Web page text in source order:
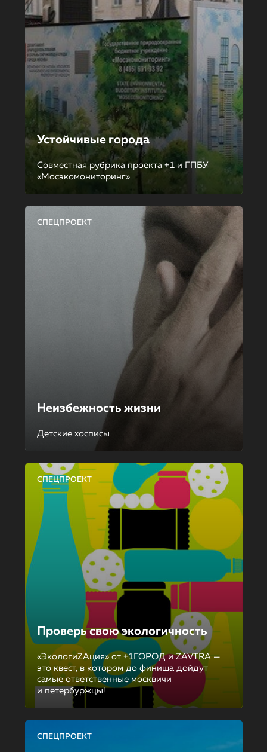
Устойчивые города
Совместная рубрика проекта +1 и ГПБУ
«Мосэкомониторинг»
СПЕЦПРОЕКТ
Неизбежность жизни
Детские хосписы
СПЕЦПРОЕКТ
Проверь свою экологичность
«ЭкологиZAция» от +1ГОРОД и ZAVTRA —
это квест, в котором до финиша дойдут
самые ответственные москвичи
и петербуржцы!
СПЕЦПРОЕКТ